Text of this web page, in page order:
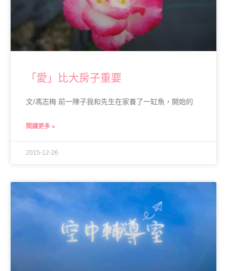
「愛」比大房子重要
文/馮志梅 前一陣子我和先生在家養了一缸魚，開始的
閱讀更多 »
2015-12-26